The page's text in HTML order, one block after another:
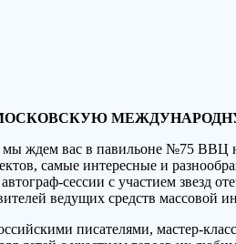
ждем вас в павильоне №75 ВВЦ
самые интересные и
сессии с участием звезд
ведущих средств массовой
писателями, мастер-